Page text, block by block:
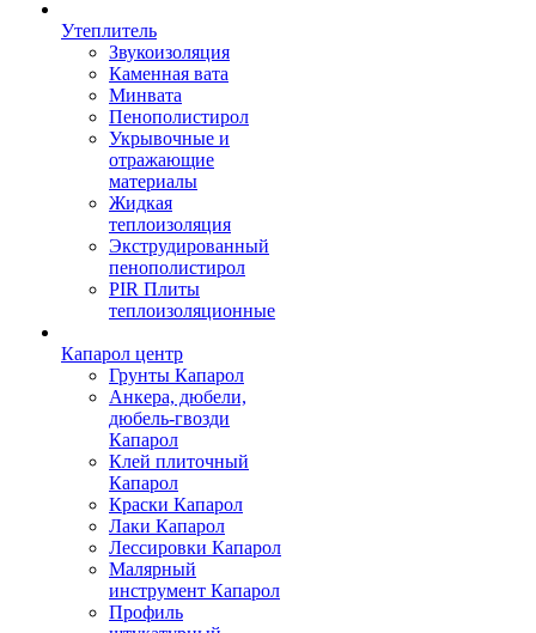
Утеплитель
Звукоизоляция
Каменная вата
Минвата
Пенополистирол
Укрывочные и
отражающие
материалы
Жидкая
теплоизоляция
Экструдированный
пенополистирол
PIR Плиты
теплоизоляционные
Капарол центр
Грунты Капарол
Анкера, дюбели,
дюбель-гвозди
Капарол
Клей плиточный
Капарол
Краски Капарол
Лаки Капарол
Лессировки Капарол
Малярный
инструмент Капарол
Профиль